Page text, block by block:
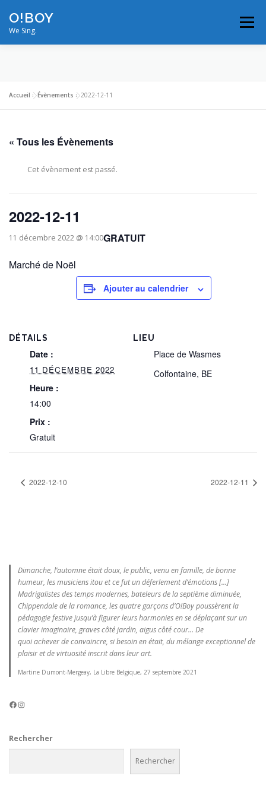
contenu
O!BOY
We Sing.
Menu
Accueil »Évènements »2022-12-11
« Tous les Évènements
Cet évènement est passé.
2022-12-11
11 décembre 2022 @ 14:00GRATUIT
Marché de Noël
Ajouter au calendrier
DÉTAILS
Date :
11 DÉCEMBRE 2022
Heure :
14:00
Prix :
Gratuit
LIEU
Place de Wasmes
Colfontaine, BE
2022-12-10 2022-12-11
Dimanche, l’automne était doux, le public, venu en famille, de bonne
humeur, les musiciens itou et ce fut un déferlement d’émotions [...]
Madrigalistes des temps modernes, bateleurs de la septième diminuée,
Chippendale de la romance, les quatre garçons d’O!Boy poussèrent la
pédagogie festive jusqu’à figurer leurs harmonies en se déplaçant sur un
clavier imaginaire, graves côté jardin, aigus côté cour... De
quoi achever de convaincre, si besoin en était, du mélange exceptionnel de
plaisir et de virtuosité inscrit dans leur art.
Martine Dumont-Mergeay, La Libre Belgique, 27 septembre 2021
Facebook Instagram
Rechercher
Rechercher